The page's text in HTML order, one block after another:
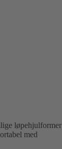
løpehjulformer
med